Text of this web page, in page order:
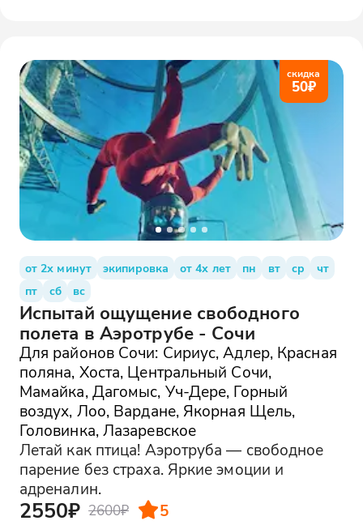
скидка
50₽
от 2х минут экипировка от 4х лет пн вт ср
чт
пт
сб вс
Испытай ощущение свободного
полета в Аэротрубе - Сочи
Для районов Сочи: Сириус, Адлер, Красная
поляна, Хоста, Центральный Сочи,
Мамайка, Дагомыс, Уч-Дере, Горный
воздух, Лоо, Вардане, Якорная Щель,
Головинка, Лазаревское
Летай как птица! Аэротруба — свободное
парение без страха. Яркие эмоции и
адреналин.
2550₽ 2600₽ 5